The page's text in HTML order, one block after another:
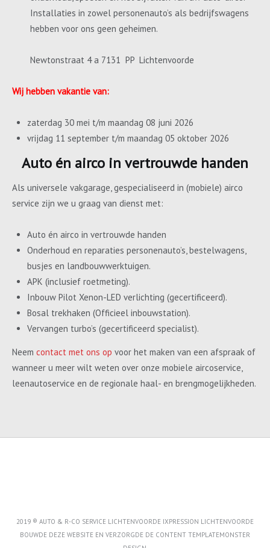
Installaties in zowel personenauto’s als bedrijfswagens
hebben voor ons geen geheimen.
Newtonstraat 4 a 7131 PP Lichtenvoorde
Wij hebben vakantie van:
zaterdag 30 mei t/m maandag 08 juni 2026
vrijdag 11 september t/m maandag 05 oktober 2026
Auto én airco in vertrouwde handen
Als universele vakgarage, gespecialiseerd in (mobiele) airco
service zijn we u graag van dienst met:
Auto én airco in vertrouwde handen
Onderhoud en reparaties personenauto’s, bestelwagens,
busjes en landbouwwerktuigen.
APK (inclusief roetmeting).
Inbouw Pilot Xenon-LED verlichting (gecertificeerd).
Bosal trekhaken (Officieel inbouwstation).
Vervangen turbo’s (gecertificeerd specialist).
Neem contact met ons op voor het maken van een afspraak of
wanneer u meer wilt weten over onze mobiele aircoservice,
leenautoservice en de regionale haal- en brengmogelijkheden.
2019 ® AUTO & R-CO SERVICE LICHTENVOORDE IXPRESSION LICHTENVOORDE
BOUWDE DEZE WEBSITE EN VERZORGDE DE CONTENT TEMPLATEMONSTER